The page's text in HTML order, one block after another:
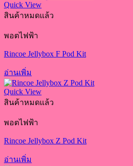
Quick View
สินค้าหมดแล้ว
พอตไฟฟ้า
Rincoe Jellybox F Pod Kit
อ่านเพิ่ม
Quick View
สินค้าหมดแล้ว
พอตไฟฟ้า
Rincoe Jellybox Z Pod Kit
อ่านเพิ่ม